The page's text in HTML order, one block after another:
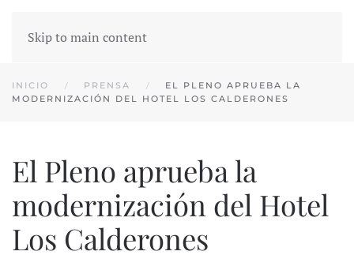
Skip to main content
INICIO PRENSA
EL PLENO APRUEBA LA
MODERNIZACIÓN DEL HOTEL LOS CALDERONES
El Pleno aprueba la
modernización del Hotel
Los Calderones